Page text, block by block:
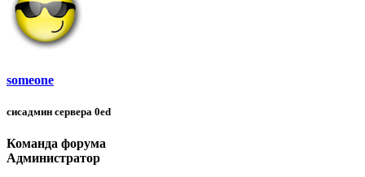
someone
сисадмин сервера 0ed
Команда форума
Администратор